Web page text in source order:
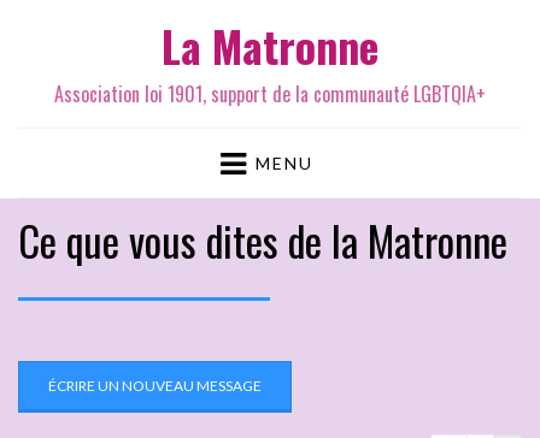
La Matronne
Association loi 1901, support de la communauté LGBTQIA+
MENU
Ce que vous dites de la Matronne